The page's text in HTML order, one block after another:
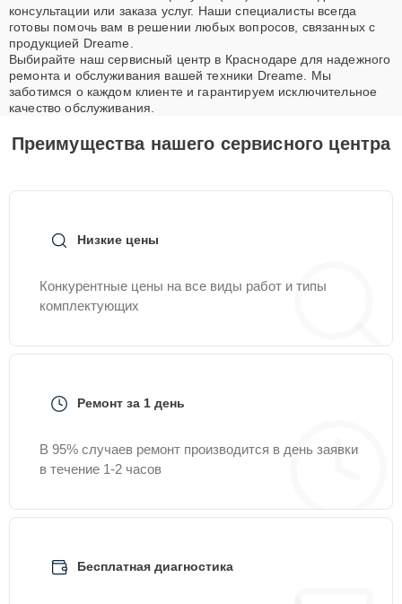
консультации или заказа услуг. Наши специалисты всегда
готовы помочь вам в решении любых вопросов, связанных с
продукцией Dreame.
Выбирайте наш сервисный центр в Краснодаре для надежного
ремонта и обслуживания вашей техники Dreame. Мы
заботимся о каждом клиенте и гарантируем исключительное
качество обслуживания.
Преимущества нашего сервисного центра
Низкие цены
Конкурентные цены на все виды работ и типы
комплектующих
Ремонт за 1 день
В 95% случаев ремонт производится в день заявки
в течение 1-2 часов
Бесплатная диагностика